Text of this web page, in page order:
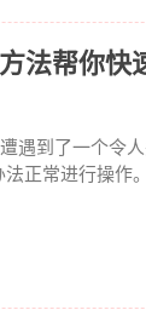
法帮你快
遇到了一个令
正常进行操作